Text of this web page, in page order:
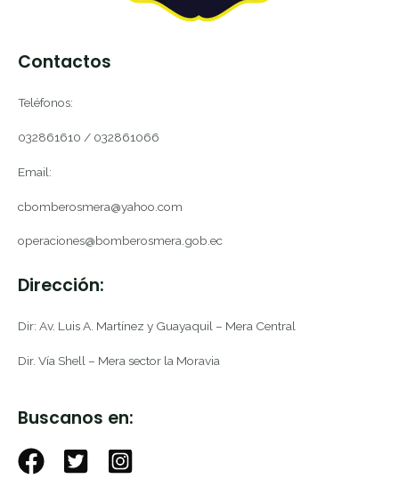
Contactos
Teléfonos:
032861610 / 032861066
Email:
cbomberosmera@yahoo.com
operaciones@bomberosmera.gob.ec
Dirección:
Dir: Av. Luis A. Martínez y Guayaquil – Mera Central
Dir. Vía Shell – Mera sector la Moravia
Buscanos en: